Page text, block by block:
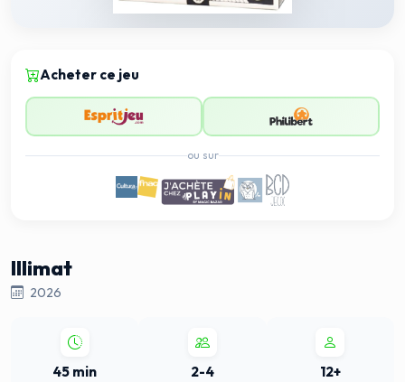
Acheter ce jeu
ou sur
Illimat
2026
45 min 2-4 12+